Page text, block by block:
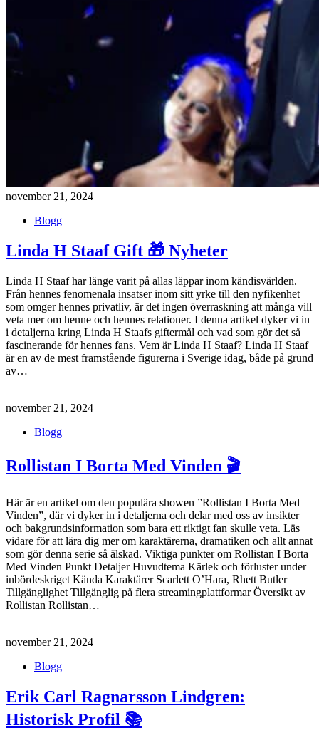
november 21, 2024
Blogg
Linda H Staaf Gift 🎁 Nyheter
Linda H Staaf har länge varit på allas läppar inom kändisvärlden.
Från hennes fenomenala insatser inom sitt yrke till den nyfikenhet
som omger hennes privatliv, är det ingen överraskning att många vill
veta mer om henne och hennes relationer. I denna artikel dyker vi in
i detaljerna kring Linda H Staafs giftermål och vad som gör det så
fascinerande för hennes fans. Vem är Linda H Staaf? Linda H Staaf
är en av de mest framstående figurerna i Sverige idag, både på grund
av…
november 21, 2024
Blogg
Rollistan I Borta Med Vinden 🎬
Här är en artikel om den populära showen ”Rollistan I Borta Med
Vinden”, där vi dyker in i detaljerna och delar med oss av insikter
och bakgrundsinformation som bara ett riktigt fan skulle veta. Läs
vidare för att lära dig mer om karaktärerna, dramatiken och allt annat
som gör denna serie så älskad. Viktiga punkter om Rollistan I Borta
Med Vinden Punkt Detaljer Huvudtema Kärlek och förluster under
inbördeskriget Kända Karaktärer Scarlett O’Hara, Rhett Butler
Tillgänglighet Tillgänglig på flera streamingplattformar Översikt av
Rollistan Rollistan…
november 21, 2024
Blogg
Erik Carl Ragnarsson Lindgren:
Historisk Profil 📚